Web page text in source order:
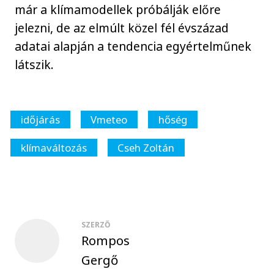
már a klímamodellek próbálják előre
jelezni, de az elmúlt közel fél évszázad
adatai alapján a tendencia egyértelműnek
látszik.
időjárás Vmeteo
hőség
klímaváltozás
Cseh Zoltán
SZERZŐ
Rompos
Gergő